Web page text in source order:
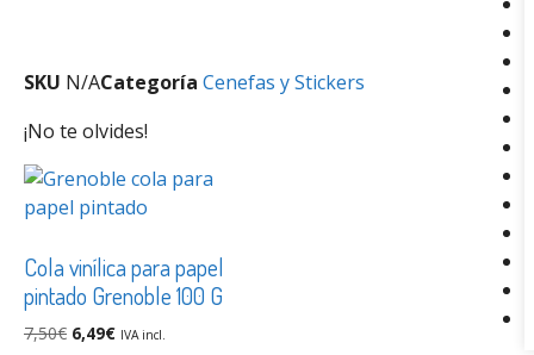
SKU N/ACategoría Cenefas y Stickers
¡No te olvides!
Cola vinílica para papel
pintado Grenoble 100 G
7,50€ 6,49€ IVA incl.